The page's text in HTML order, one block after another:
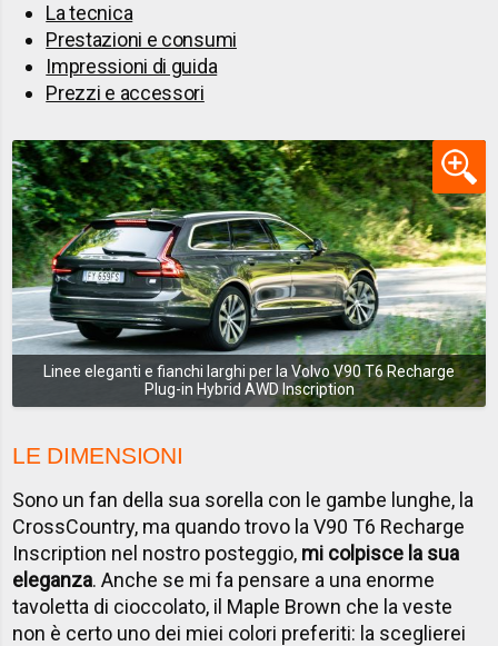
La tecnica
Prestazioni e consumi
Impressioni di guida
Prezzi e accessori
Linee eleganti e fianchi larghi per la Volvo V90 T6 Recharge
Plug-in Hybrid AWD Inscription
LE DIMENSIONI
Sono un fan della sua sorella con le gambe lunghe, la
CrossCountry, ma quando trovo la V90 T6 Recharge
Inscription nel nostro posteggio, mi colpisce la sua
eleganza. Anche se mi fa pensare a una enorme
tavoletta di cioccolato, il Maple Brown che la veste
non è certo uno dei miei colori preferiti: la sceglierei